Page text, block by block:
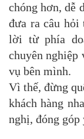
chóng hơn, dễ
đưa ra câu hỏi
lời từ phía
chuyên nghiệp
vụ bên mình.
Vì thế, đừng
khách hàng
nghị, đóng